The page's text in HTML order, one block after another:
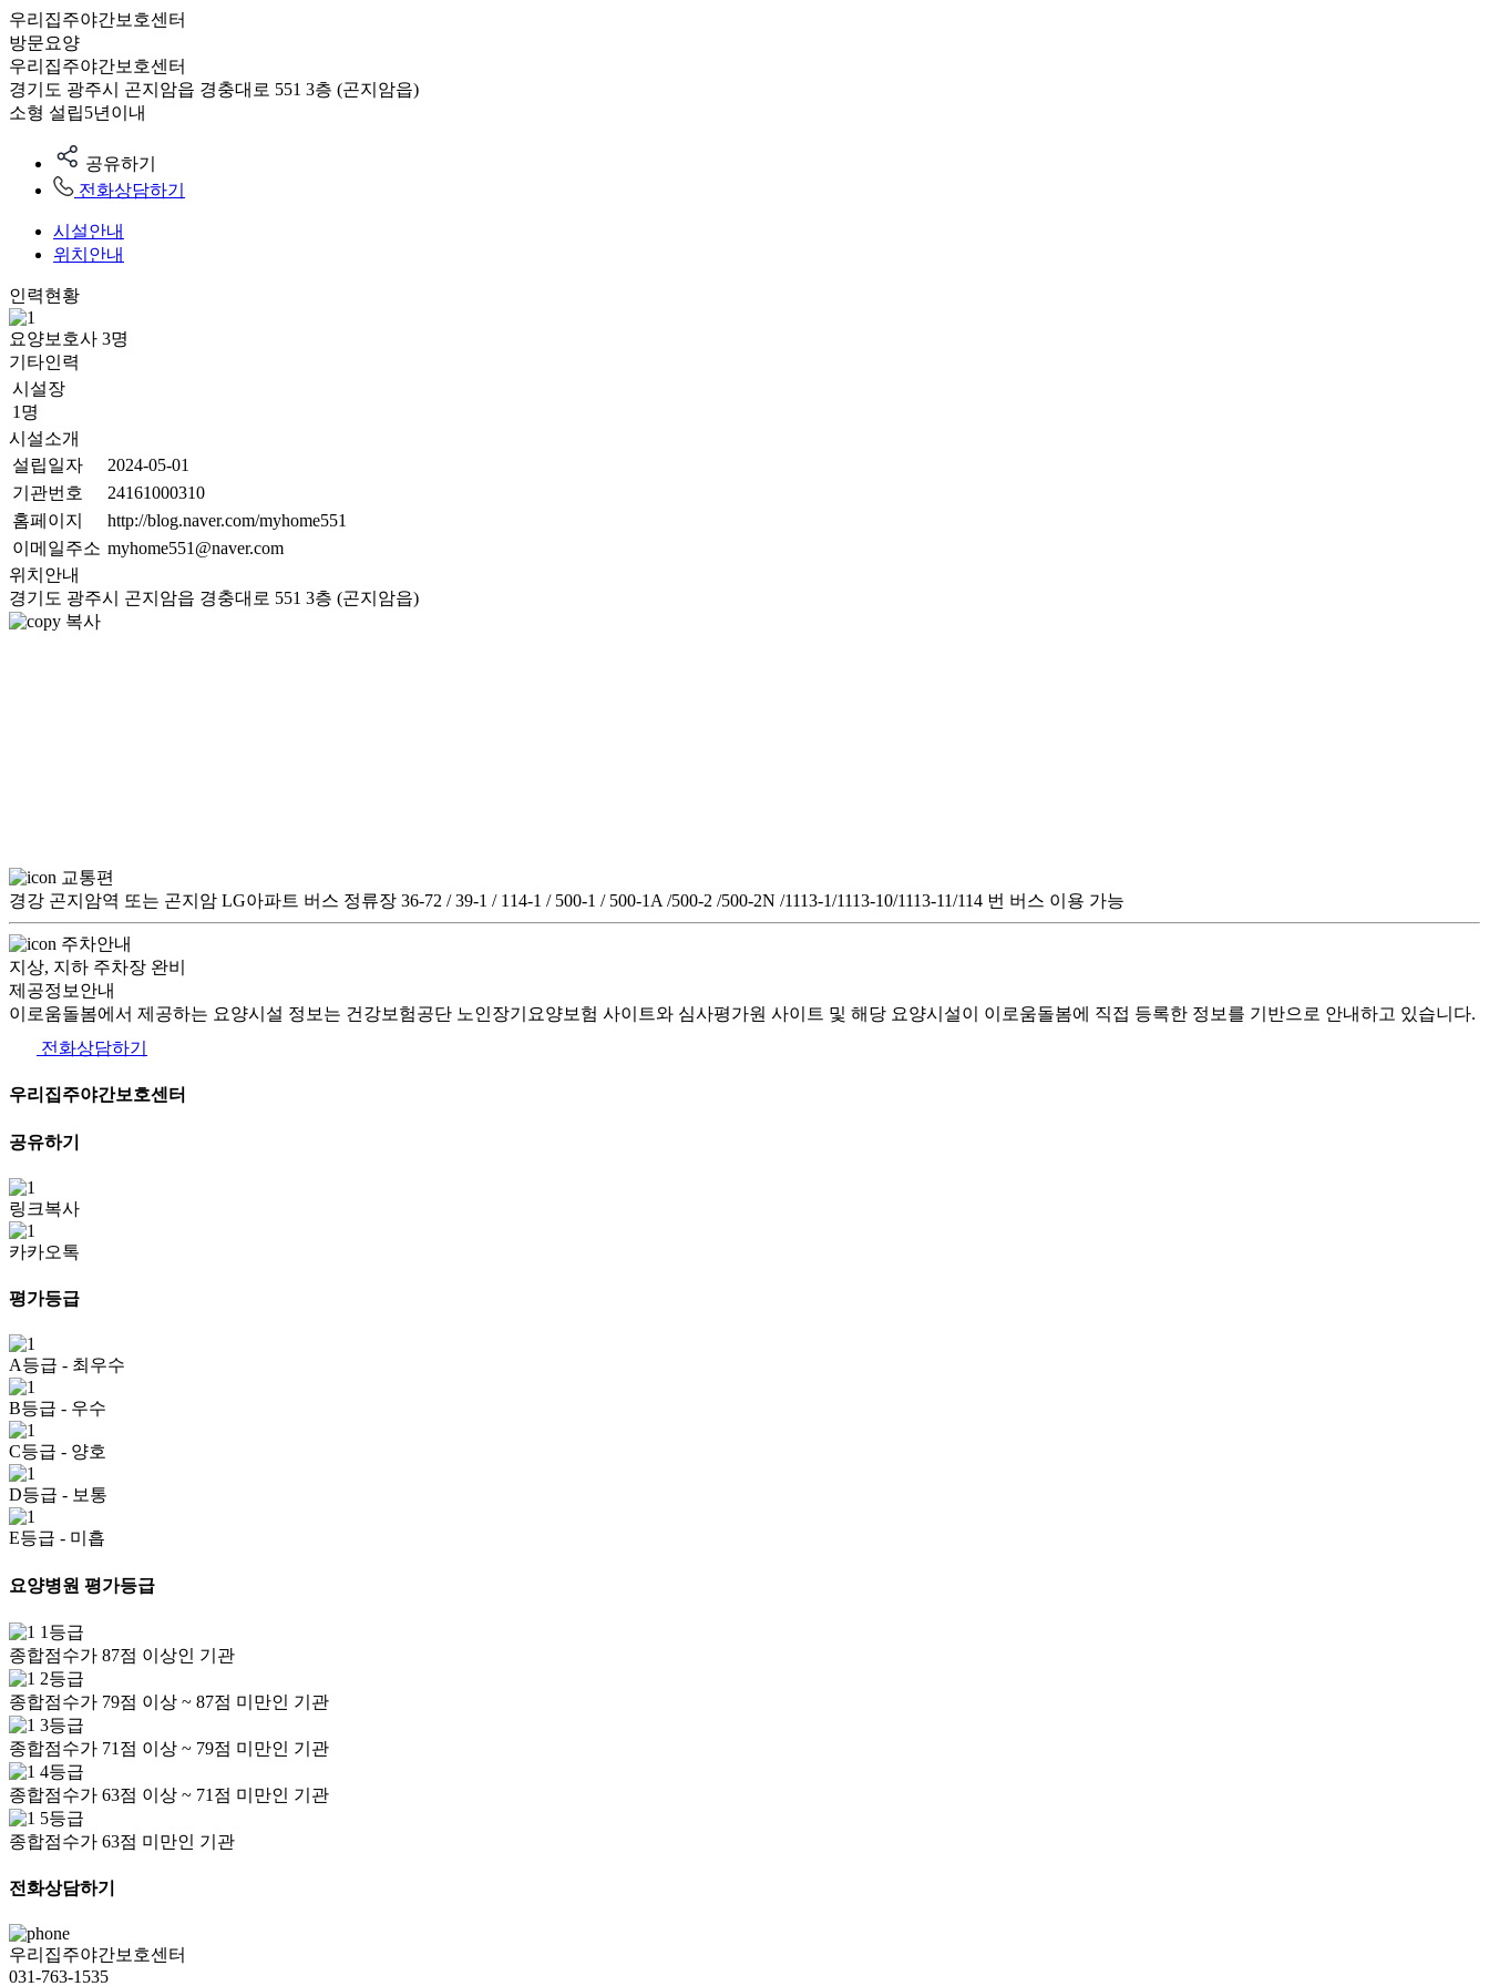
우리집주야간보호센터
방문요양
우리집주야간보호센터
경기도 광주시 곤지암읍 경충대로 551 3층 (곤지암읍)
소형 설립5년이내
공유하기
전화상담하기
시설안내
위치안내
인력현황
요양보호사 3명
기타인력
시설장
1명
시설소개
설립일자
2024-05-01
기관번호
24161000310
홈페이지
http://blog.naver.com/myhome551
이메일주소 myhome551@naver.com
위치안내
경기도 광주시 곤지암읍 경충대로 551 3층 (곤지암읍)
복사
교통편
경강 곤지암역 또는 곤지암 LG아파트 버스 정류장 36-72 / 39-1 / 114-1 / 500-1 / 500-1A /500-2 /500-2N /1113-1/1113-10/1113-11/114 번 버스 이용 가능
주차안내
지상, 지하 주차장 완비
제공정보안내
이로움돌봄에서 제공하는 요양시설 정보는 건강보험공단 노인장기요양보험 사이트와 심사평가원 사이트 및 해당 요양시설이 이로움돌봄에 직접 등록한 정보를 기반으로 안내하고 있습니다.
전화상담하기
우리집주야간보호센터
공유하기
링크복사
카카오톡
평가등급
A등급 - 최우수
B등급 - 우수
C등급 - 양호
D등급 - 보통
E등급 - 미흡
요양병원 평가등급
1등급
종합점수가 87점 이상인 기관
2등급
종합점수가 79점 이상 ~ 87점 미만인 기관
3등급
종합점수가 71점 이상 ~ 79점 미만인 기관
4등급
종합점수가 63점 이상 ~ 71점 미만인 기관
5등급
종합점수가 63점 미만인 기관
전화상담하기
우리집주야간보호센터
031-763-1535